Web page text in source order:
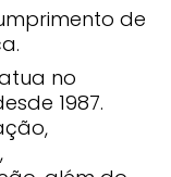
de
no
1987.